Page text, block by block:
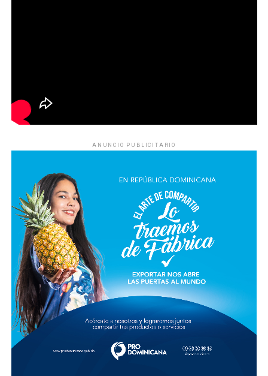
ANUNCIO PUBLICITARIO